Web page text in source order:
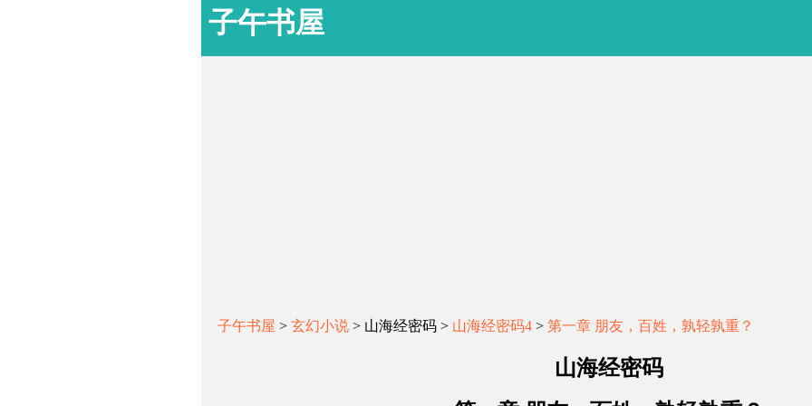
子午书屋
子午书屋 > 玄幻小说 > 山海经密码 > 山海经密码4 > 第一章 朋友，百姓，孰轻孰重？
山海经密码